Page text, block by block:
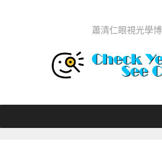
蕭清仁眼視光學